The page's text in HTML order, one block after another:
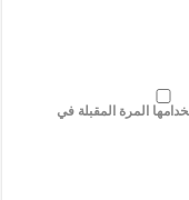
المرة المقبلة في